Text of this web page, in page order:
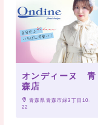
オンディーヌ 青
森店
青森県青森市緑3丁目10-
22